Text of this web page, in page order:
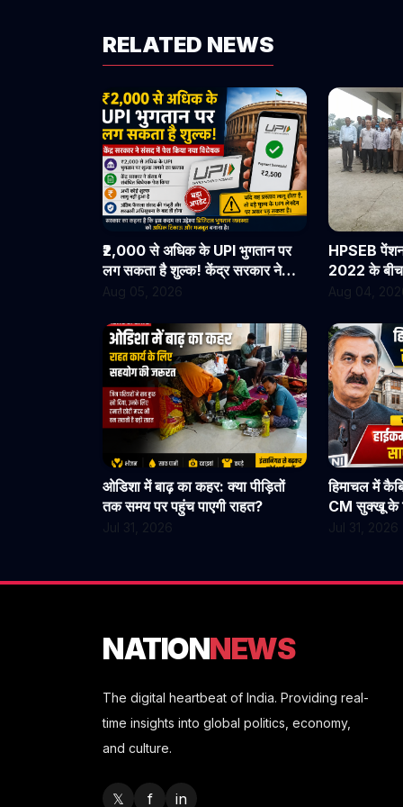
RELATED NEWS
₹2,000 से अधिक के UPI भुगतान पर
लग सकता है शुल्क! केंद्र सरकार ने
संसद में पेश किया नया विधेयक
Aug 05, 2026
HPSEB
2022 के बीच
सभी देय लाभ
Aug 04,
ओडिशा में बाढ़ का कहर: क्या पीड़ितों
तक समय पर पहुंच पाएगी राहत?
हिमाचल में
CM सुक्खू के
NATIONNEWS
The digital heartbeat of India. Providing real-
time insights into global politics, economy,
and culture.
𝕏 f in